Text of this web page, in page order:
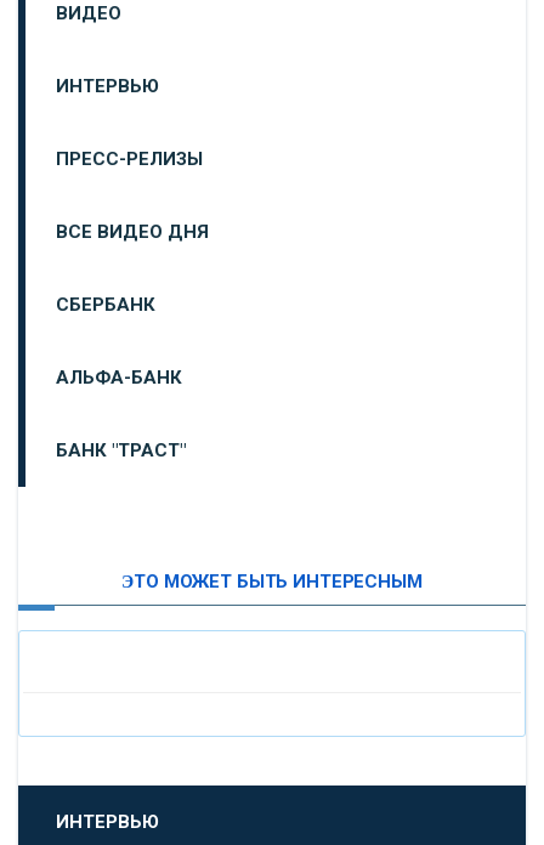
ВИДЕО
ИНТЕРВЬЮ
ПРЕСС-РЕЛИЗЫ
ВСЕ ВИДЕО ДНЯ
СБЕРБАНК
АЛЬФА-БАНК
БАНК "ТРАСТ"
«БАНК САНКТ-ПЕТЕРБУРГ»
«ПРОМСВЯЗЬБАНК»
ЭТО МОЖЕТ БЫТЬ ИНТЕРЕСНЫМ
ИНТЕРВЬЮ